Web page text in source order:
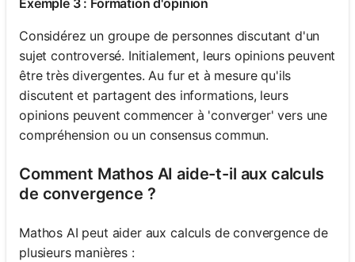
Considérez un groupe de personnes discutant d'un
sujet controversé. Initialement, leurs opinions peuvent
être très divergentes. Au fur et à mesure qu'ils
discutent et partagent des informations, leurs
opinions peuvent commencer à 'converger' vers une
compréhension ou un consensus commun.
Comment Mathos AI aide-t-il aux calculs
de convergence ?
Mathos AI peut aider aux calculs de convergence de
plusieurs manières :